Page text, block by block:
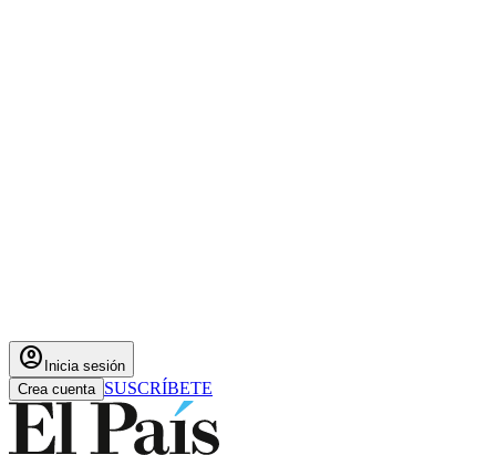
account_circle Inicia sesión
Crea cuenta SUSCRÍBETE